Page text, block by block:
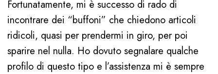
Fortunatamente, mi è successo di rado di
incontrare dei “buffoni” che chiedono articoli
ridicoli, quasi per prendermi in giro, per poi
sparire nel nulla. Ho dovuto segnalare qualche
profilo di questo tipo e l’assistenza mi è sempre